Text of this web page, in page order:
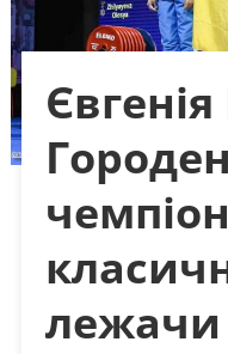
лежачи